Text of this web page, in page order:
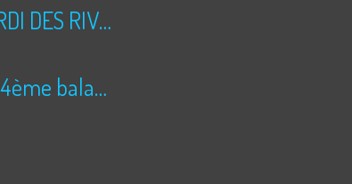
BILAN : MARDI DES RIVES 2026
ANNONCE : 4ème balade dominicale